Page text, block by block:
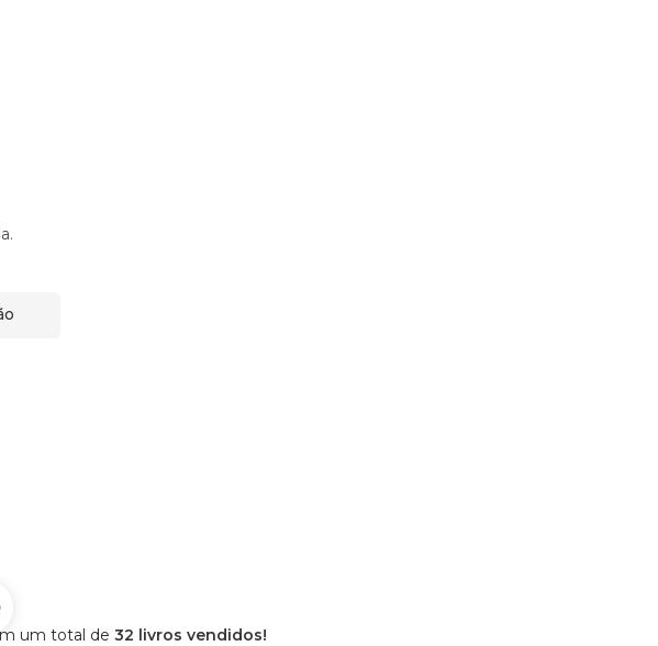
um total de 32 livros vendidos!